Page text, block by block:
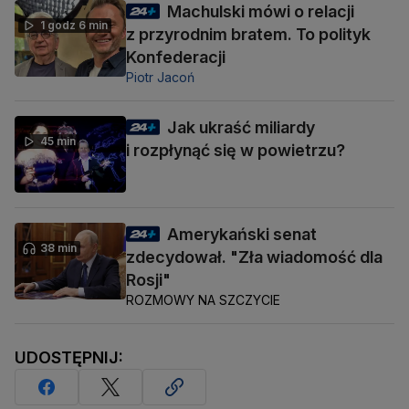
1 godz 6 min
Machulski mówi o relacji
z przyrodnim bratem. To polityk
Konfederacji
Piotr Jacoń
45 min
Jak ukraść miliardy
i rozpłynąć się w powietrzu?
38 min
Amerykański senat
zdecydował. "Zła wiadomość dla
Rosji"
ROZMOWY NA SZCZYCIE
UDOSTĘPNIJ: